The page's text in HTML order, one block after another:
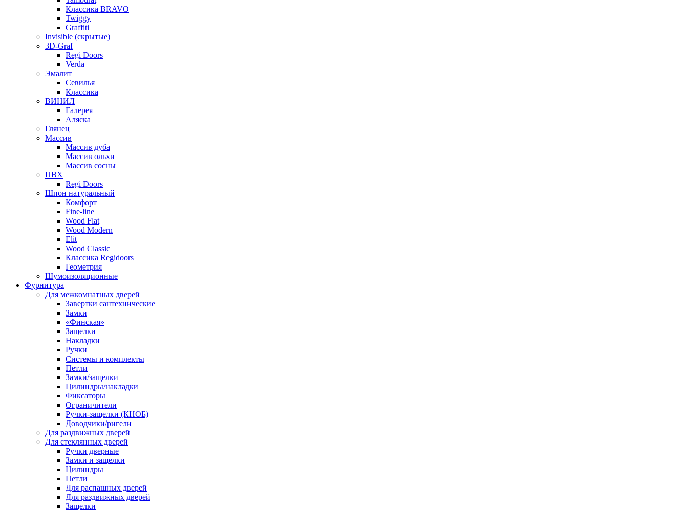
Классика BRAVO
Twiggy
Graffiti
Invisible (скрытые)
3D-Graf
Regi Doors
Verda
Эмалит
Севилья
Классика
ВИНИЛ
Галерея
Аляска
Глянец
Массив
Массив дуба
Массив ольхи
Массив сосны
ПВХ
Regi Doors
Шпон натуральный
Комфорт
Fine-line
Wood Flat
Wood Modern
Elit
Wood Classic
Классика Regidoors
Геометрия
Шумоизоляционные
Фурнитура
Для межкомнатных дверей
Завертки сантехнические
Замки
«Финская»
Защелки
Накладки
Ручки
Системы и комплекты
Петли
Замки/защелки
Цилиндры/накладки
Фиксаторы
Ограничители
Ручки-защелки (КНОБ)
Доводчики/ригели
Для раздвижных дверей
Для стеклянных дверей
Ручки дверные
Замки и защелки
Цилиндры
Петли
Для распашных дверей
Для раздвижных дверей
Защелки